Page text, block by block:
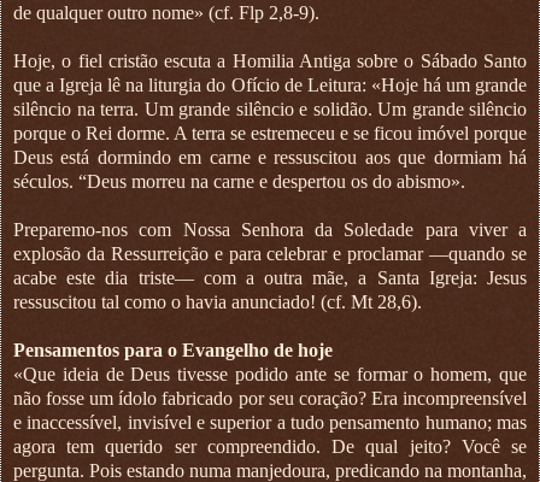
de qualquer outro nome» (cf. Flp 2,8-9).
Hoje, o fiel cristão escuta a Homilia Antiga sobre o Sábado Santo
que a Igreja lê na liturgia do Ofício de Leitura: «Hoje há um grande
silêncio na terra. Um grande silêncio e solidão. Um grande silêncio
porque o Rei dorme. A terra se estremeceu e se ficou imóvel porque
Deus está dormindo em carne e ressuscitou aos que dormiam há
séculos. “Deus morreu na carne e despertou os do abismo».
Preparemo-nos com Nossa Senhora da Soledade para viver a
explosão da Ressurreição e para celebrar e proclamar —quando se
acabe este dia triste— com a outra mãe, a Santa Igreja: Jesus
ressuscitou tal como o havia anunciado! (cf. Mt 28,6).
Pensamentos para o Evangelho de hoje
«Que ideia de Deus tivesse podido ante se formar o homem, que
não fosse um ídolo fabricado por seu coração? Era incompreensível
e inaccessível, invisível e superior a tudo pensamento humano; mas
agora tem querido ser compreendido. De qual jeito? Você se
pergunta. Pois estando numa manjedoura, predicando na montanha,